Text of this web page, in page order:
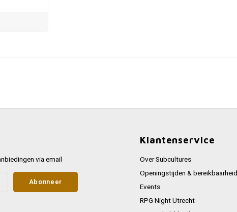
via email
Abonneer
Klantenservice
Over Subcultures
Openingstijden & bereikbaarheid
Events
RPG Night Utrecht